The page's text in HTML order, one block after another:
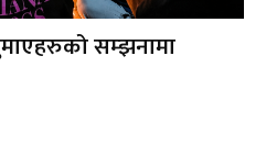
सम्झनामा